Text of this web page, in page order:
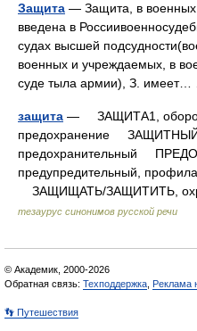
Защита — Защита, в военных
введена в
судах высшей
военных и учреждаемых, в
суде тыла армии), З.
защита — ЗАЩИТА1,
предохранение ЗАЩИТНЫЙ,
предохранительный
предупредительный,
ЗАЩИЩАТЬ/ЗАЩИТИТЬ,
тезаурус синонимов русской речи
© Академик, 2000-2026
Обратная связь: Техподдержка Реклама
👣 Путешествия